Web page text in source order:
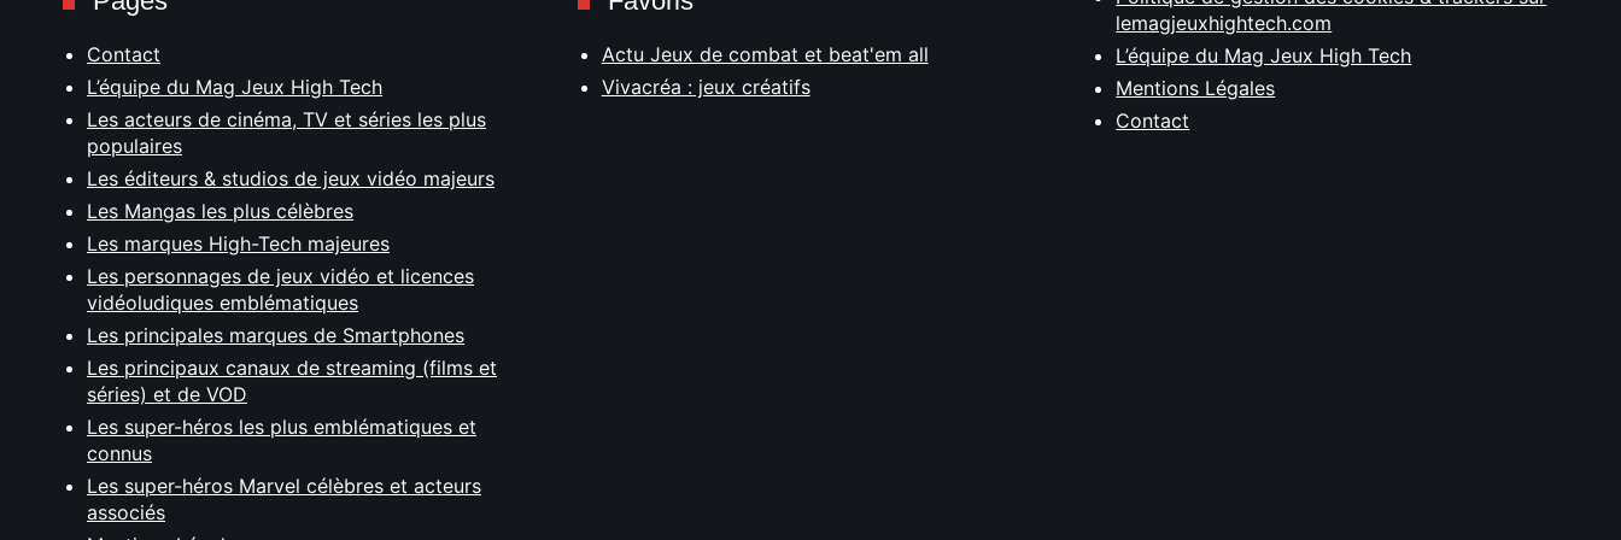
Contact
L’équipe du Mag Jeux High Tech
Les acteurs de cinéma, TV et séries les plus
populaires
Les éditeurs & studios de jeux vidéo majeurs
Les Mangas les plus célèbres
Les marques High-Tech majeures
Les personnages de jeux vidéo et licences
vidéoludiques emblématiques
Les principales marques de Smartphones
Les principaux canaux de streaming (films et
séries) et de VOD
Les super-héros les plus emblématiques et
connus
Les super-héros Marvel célèbres et acteurs
associés
Actu Jeux de combat et beat'em all
Vivacréa : jeux créatifs
lemagjeuxhightech.com
L’équipe du Mag Jeux High Tech
Mentions Légales
Contact